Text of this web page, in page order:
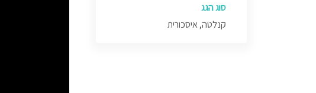
סוג הגג
קנלטה, איסכורית